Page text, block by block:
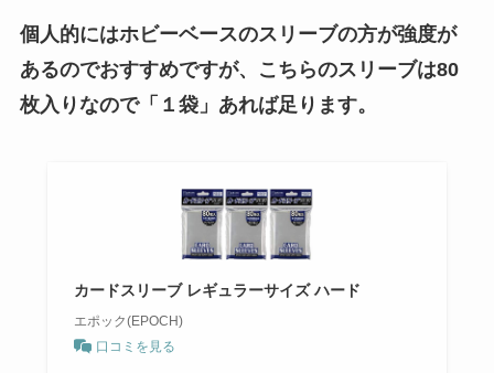
個人的にはホビーベースのスリーブの方が強度が
あるのでおすすめですが、こちらのスリーブは80
枚入りなので「１袋」あれば足ります。
カードスリーブ レギュラーサイズ ハード
エポック(EPOCH)
口コミを見る